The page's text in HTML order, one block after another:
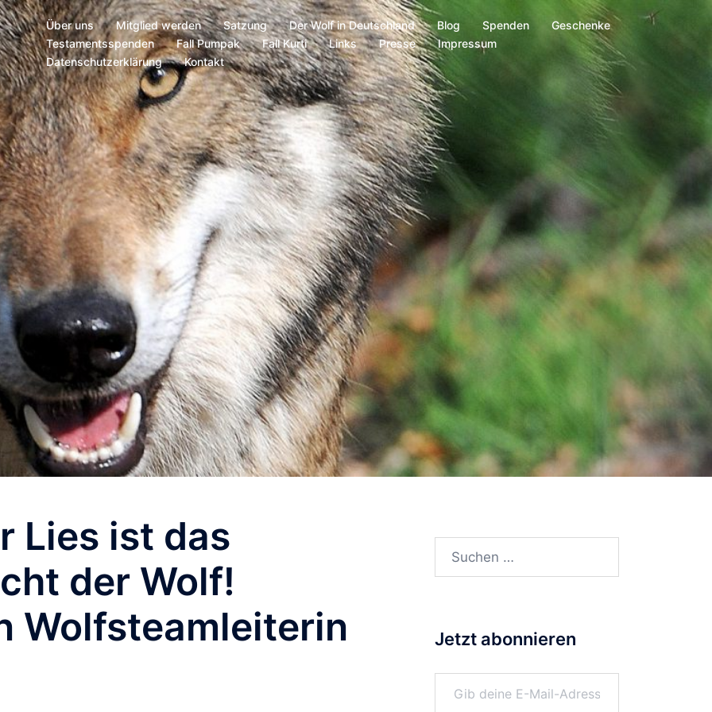
Über uns Mitglied werden Satzung Der Wolf in Deutschland Blog Spenden
Geschenke
Testamentsspenden
Fall Pumpak Fall Kurti Links Presse
Impressum
Datenschutzerklärung
Kontakt
Lies ist das
der Wolf!
Wolfsteamleiterin
Suchen
Jetzt abonnieren
Gib deine E-Mail-Adresse ein ...